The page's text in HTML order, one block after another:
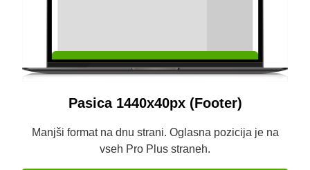
Pasica 1440x40px (Footer)
Manjši format na dnu strani. Oglasna pozicija je na
vseh Pro Plus straneh.